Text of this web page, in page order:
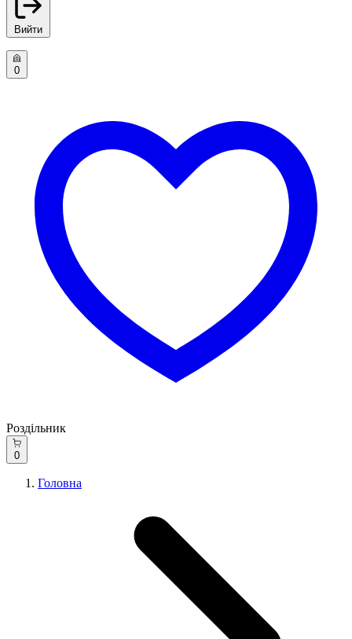
Вийти
0
Роздільник
0
Головна